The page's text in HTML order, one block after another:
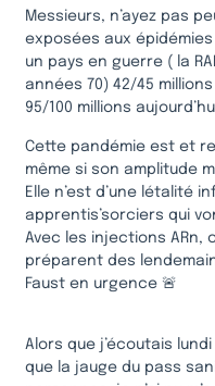
Messieurs, n’ayez pas
exposées aux
un pays en guerre ( la
années 70) 42/45
95/100 millions
Cette pandémie est et
même si son amplitude
Elle n’est d’une létalité
apprentis’sorciers qui
Avec les injections
préparent des
Faust en urgence 🚨
Alors que j’écoutais
que la jauge du pass